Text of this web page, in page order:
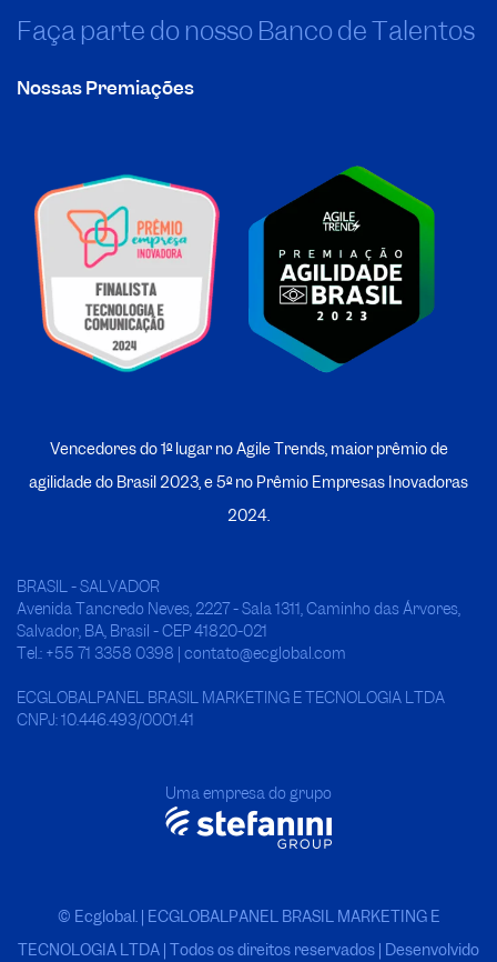
Faça parte do nosso Banco de Talentos
Nossas Premiações
Vencedores do 1º lugar no Agile Trends, maior prêmio de
agilidade do Brasil 2023, e 5º no Prêmio Empresas Inovadoras
2024.
BRASIL - SALVADOR
Avenida Tancredo Neves, 2227 - Sala 1311, Caminho das Árvores,
Salvador, BA, Brasil - CEP 41820-021
Tel.: +55 71 3358 0398 | contato@ecglobal.com
ECGLOBALPANEL BRASIL MARKETING E TECNOLOGIA LTDA
CNPJ: 10.446.493/0001.41
Uma empresa do grupo
© Ecglobal. | ECGLOBALPANEL BRASIL MARKETING E
TECNOLOGIA LTDA | Todos os direitos reservados | Desenvolvido